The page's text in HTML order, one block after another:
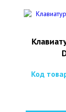
Код